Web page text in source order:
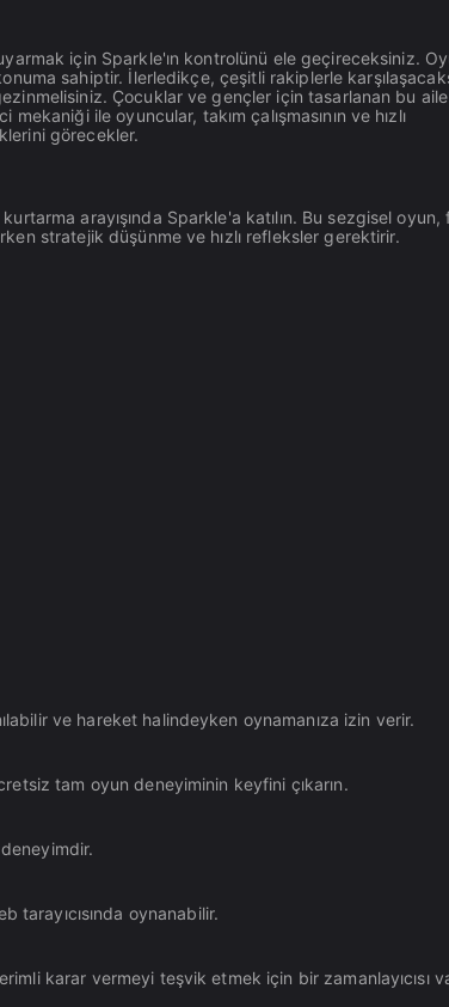
için Sparkle'ın kontrolünü ele geçireceksiniz.
sahiptir. İlerledikçe, çeşitli rakiplerle
Çocuklar ve gençler için tasarlanan bu
ile oyuncular, takım çalışmasının ve hızlı
görecekler.
arayışında Sparkle'a katılın. Bu sezgisel oyun,
stratejik düşünme ve hızlı refleksler gerektirir.
ve hareket halindeyken oynamanıza izin verir.
tam oyun deneyiminin keyfini çıkarın.
tarayıcısında oynanabilir.
karar vermeyi teşvik etmek için bir zamanlayıcısı